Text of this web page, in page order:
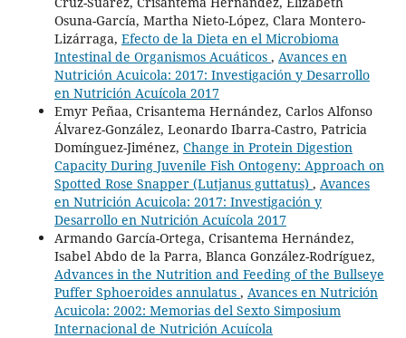
Osuna-García, Martha Nieto-López, Clara Montero-
Lizárraga, Efecto de la Dieta en el Microbioma
Intestinal de Organismos Acuáticos , Avances en
Nutrición Acuicola: 2017: Investigación y Desarrollo
en Nutrición Acuícola 2017
Emyr Peñaa, Crisantema Hernández, Carlos Alfonso
Álvarez-González, Leonardo Ibarra-Castro, Patricia
Domínguez-Jiménez, Change in Protein Digestion
Capacity During Juvenile Fish Ontogeny: Approach on
Spotted Rose Snapper (Lutjanus guttatus) , Avances
en Nutrición Acuicola: 2017: Investigación y
Desarrollo en Nutrición Acuícola 2017
Armando García-Ortega, Crisantema Hernández,
Isabel Abdo de la Parra, Blanca González-Rodríguez,
Advances in the Nutrition and Feeding of the Bullseye
Puffer Sphoeroides annulatus , Avances en Nutrición
Acuicola: 2002: Memorias del Sexto Simposium
Internacional de Nutrición Acuícola